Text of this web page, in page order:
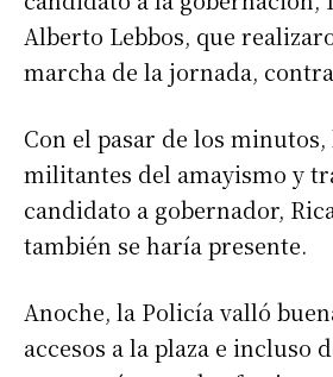
Alberto Lebbos, que
marcha de la jornada,
Con el pasar de los
militantes del amayismo y
candidato a gobernador,
también se haría presente.
Anoche, la Policía valló
accesos a la plaza e incluso